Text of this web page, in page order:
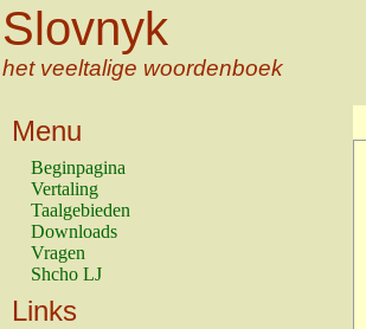
Slovnyk
het veeltalige woordenboek
Menu
Beginpagina
Vertaling
Taalgebieden
Downloads
Vragen
Shcho LJ
Links